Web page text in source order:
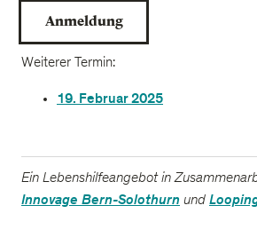
Anmeldung
Weiterer Termin:
19. Februar 2025
Ein Lebenshilfeangebot in
Innovage Bern-Solothurn und